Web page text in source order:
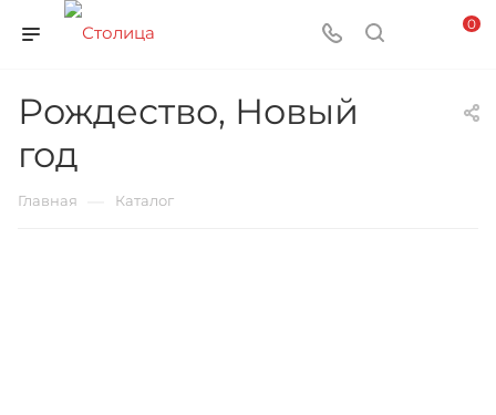
0
Рождество, Новый
год
Главная Каталог